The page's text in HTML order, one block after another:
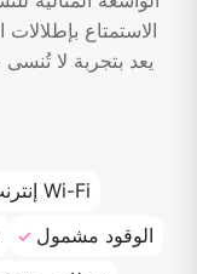
الاستمتاع
إنترنت Wi-Fi
الوقود مشمول